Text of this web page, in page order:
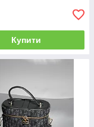
Купити